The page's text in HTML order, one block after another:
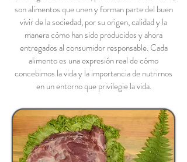
son alimentos que unen y forman parte del buen
vivir de la sociedad, por su origen, calidad y la
manera cómo han sido producidos y ahora
entregados al consumidor responsable. Cada
alimento es una expresión real de cómo
concebimos la vida y la importancia de nutrirnos
en un entorno que privilegie la vida.